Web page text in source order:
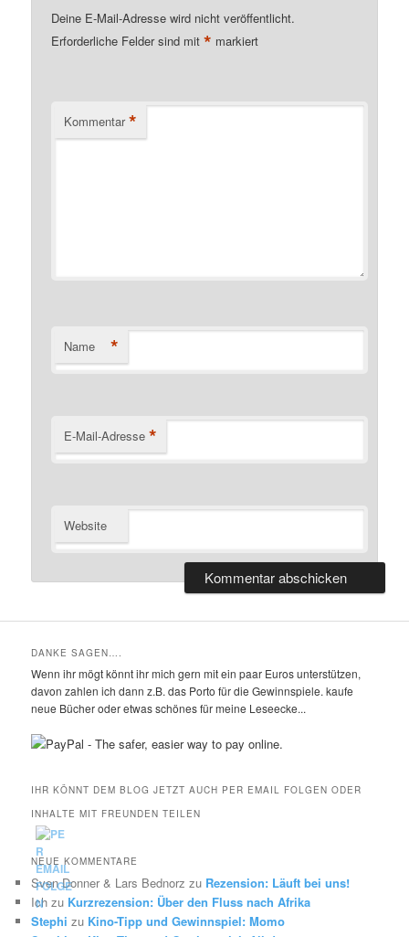
Deine E-Mail-Adresse wird nicht veröffentlicht.
Erforderliche Felder sind mit* markiert
Kommentar *
Name *
E-Mail-Adresse *
Website
DANKE SAGEN….
Wenn ihr mögt könnt ihr mich gern mit ein paar Euros unterstützen,
davon zahlen ich dann z.B. das Porto für die Gewinnspiele. kaufe
neue Bücher oder etwas schönes für meine Leseecke...
IHR KÖNNT DEM BLOG JETZT AUCH PER EMAIL FOLGEN ODER
INHALTE MIT FREUNDEN TEILEN
NEUE KOMMENTARE
Sven Donner & Lars Bednorz zu Rezension: Läuft bei uns!
Ich zu Kurzrezension: Über den Fluss nach Afrika
Stephi zu Kino-Tipp und Gewinnspiel: Momo